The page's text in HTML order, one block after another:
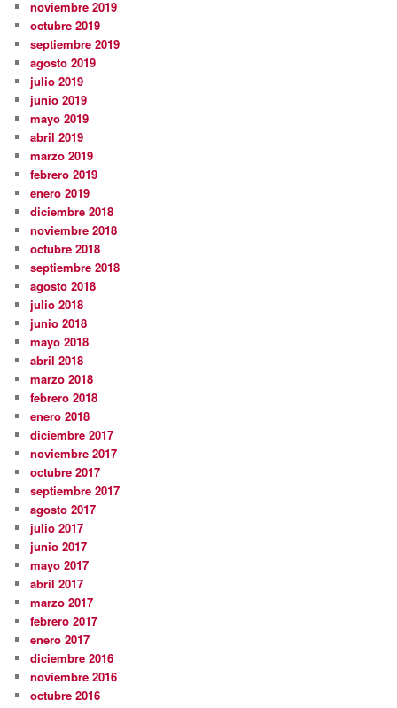
noviembre 2019
octubre 2019
septiembre 2019
agosto 2019
julio 2019
junio 2019
mayo 2019
abril 2019
marzo 2019
febrero 2019
enero 2019
diciembre 2018
noviembre 2018
octubre 2018
septiembre 2018
agosto 2018
julio 2018
junio 2018
mayo 2018
abril 2018
marzo 2018
febrero 2018
enero 2018
diciembre 2017
noviembre 2017
octubre 2017
septiembre 2017
agosto 2017
julio 2017
junio 2017
mayo 2017
abril 2017
marzo 2017
febrero 2017
enero 2017
diciembre 2016
noviembre 2016
octubre 2016